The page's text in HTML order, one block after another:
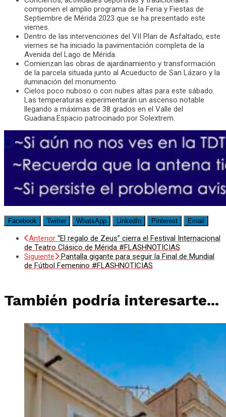
componen el amplio programa de la Feria y Fiestas de
Septiembre de Mérida 2023 que se ha presentado este
viernes.
Dentro de las intervenciones del VII Plan de Asfaltado, este
viernes se ha iniciado la pavimentación completa de la
Avenida del Lago de Mérida.
Comienzan las obras de ajardinamiento y transformación
de la parcela situada junto al Acueducto de San Lázaro y la
iluminación del monumento.
Cielos poco nuboso o con nubes altas para este sábado.
Las temperaturas experimentarán un ascenso notable
llegando a máximas de 38 grados en el Valle del
Guadiana.Espacio patrocinado por Solextrem.
Facebook Twitter WhatsApp LinkedIn Pinterest Email
Anterior “El regalo de Zeus” cierra el Festival Internacional
de Teatro Clásico de Mérida #FLASHNOTICIAS
Siguiente
Pantalla gigante para seguir la Final de Mundial
de Fútbol Femenino #FLASHNOTICIAS
También podría interesarte...